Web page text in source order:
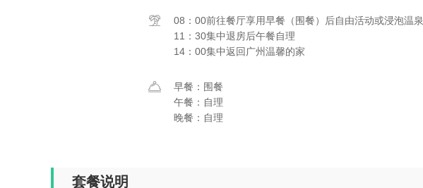
08：00前往餐厅享用早餐（围餐）后自由活动或浸泡温泉
11：30集中退房后午餐自理
14：00集中返回广州温馨的家
早餐：围餐
午餐：自理
晚餐：自理
套餐说明